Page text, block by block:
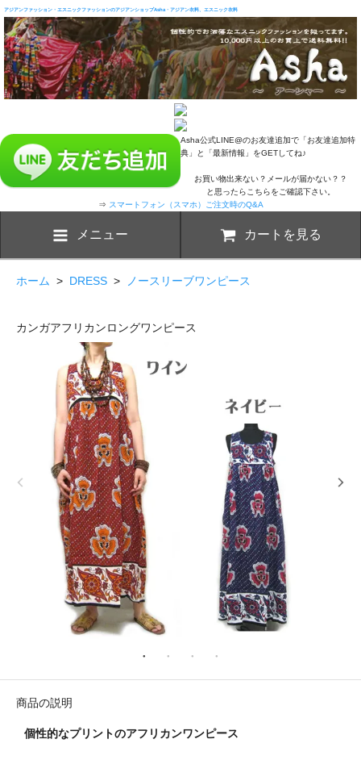
アジアンファッション・エスニックファッションのアジアンショップAsha・アジアン衣料、エスニック衣料
Asha公式LINE@のお友達追加で「お友達追加特
典」と「最新情報」をGETしてね♪
お買い物出来ない？メールが届かない？？
と思ったらこちらをご確認下さい。
⇒ スマートフォン（スマホ）ご注文時のQ&A
メニュー カートを見る
ホーム > DRESS > ノースリーブワンピース
カンガアフリカンロングワンピース
商品の説明
個性的なプリントのアフリカンワンピース